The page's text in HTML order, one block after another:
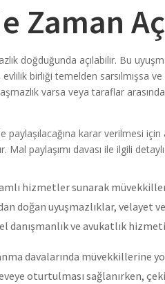
Zaman
doğduğunda açılabilir. Bu
birliği temelden sarsılmışsa
varsa veya taraflar
karar verilmesi için
paylaşımı davası ile ilgili
hizmetler sunarak
doğan uyuşmazlıklar, velayet
danışmanlık ve avukatlık
davalarında müvekkillerine
oturtulması sağlanırken,